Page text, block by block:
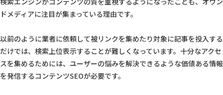
ドメディアに注目が集まっている理由です。
以前のように業者に依頼して被リンクを集めたり対象に記事を投入する
だけでは、検索上位表示することが難しくなっています。十分なアクセ
スを集めるためには、ユーザーの悩みを解決できるような価値ある情報
を発信するコンテンツSEOが必要です。